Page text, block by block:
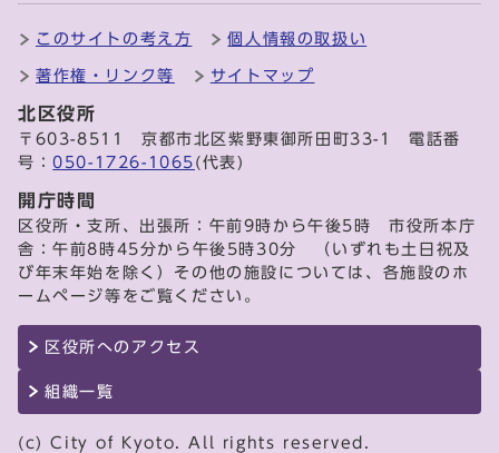
このサイトの考え方 個人情報の取扱い
著作権・リンク等 サイトマップ
北区役所
〒603-8511 京都市北区紫野東御所田町33-1 電話番
号：050-1726-1065 (代表)
開庁時間
区役所・支所、出張所：午前9時から午後5時 市役所本庁
舎：午前8時45分から午後5時30分 （いずれも土日祝及
び年末年始を除く）その他の施設については、各施設のホ
ームページ等をご覧ください。
区役所へのアクセス
組織一覧
(c) City of Kyoto. All rights reserved.